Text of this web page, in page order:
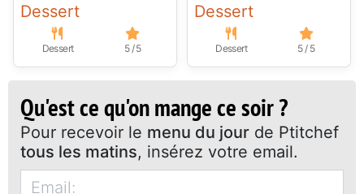
Dessert
Dessert 5 / 5
Dessert
Dessert 5 / 5
Qu'est ce qu'on mange ce soir ?
Pour recevoir le menu du jour de Ptitchef
tous les matins, insérez votre email.